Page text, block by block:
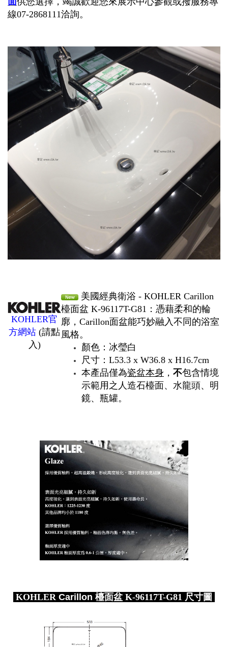
線07-2868111洽詢。
KOHLER官
方網站 (請點
入)
美國經典衛浴 - KOHLER Carillon
檯面盆 K-96117T-G81：憑藉柔和的輪
廓，Carillon面盆能巧妙融入不同的浴室
風格。
顏色：冰瑩白
尺寸：L53.3 x W36.8 x H16.7cm
本產品僅為瓷盆本身 ， 不包含情境
示範用之人造石檯面、水龍頭、明
鏡、瓶罐。
KOHLER Carillon 檯面盆 K-96117T-G81 尺寸圖